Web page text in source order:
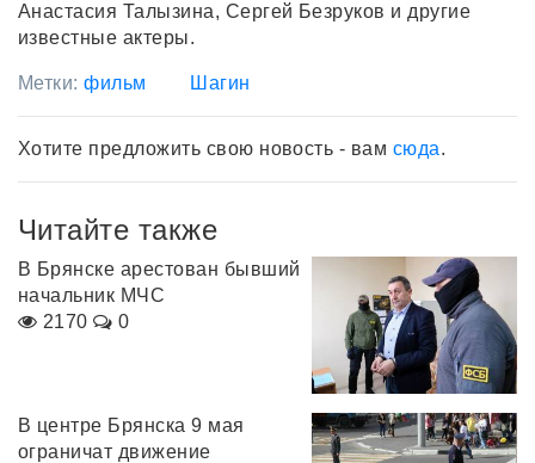
Анастасия Талызина, Сергей Безруков и другие
известные актеры.
Метки:фильм Шагин
Хотите предложить свою новость - вам сюда.
Читайте также
В Брянске арестован бывший
начальник МЧС
2170
0
В центре Брянска 9 мая
ограничат движение